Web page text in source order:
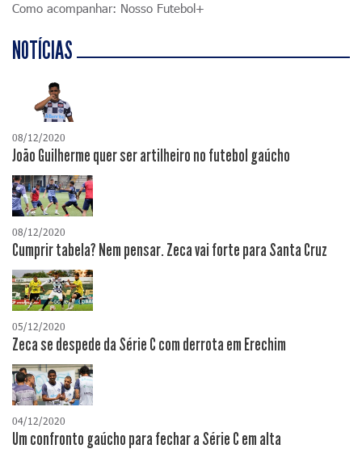
Como acompanhar: Nosso Futebol+
NOTÍCIAS
08/12/2020
João Guilherme quer ser artilheiro no futebol gaúcho
08/12/2020
Cumprir tabela? Nem pensar. Zeca vai forte para Santa Cruz
05/12/2020
Zeca se despede da Série C com derrota em Erechim
04/12/2020
Um confronto gaúcho para fechar a Série C em alta